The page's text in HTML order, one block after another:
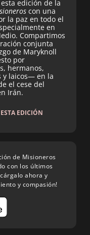
edición de la
con una
la paz en todo el
en
Compartimos
conjunta
de Maryknoll
por
hermanos,
y laicos— en la
el cese del
Irán.
EDICIÓN
de Misioneros
con los últimos
ahora y
y compasión!